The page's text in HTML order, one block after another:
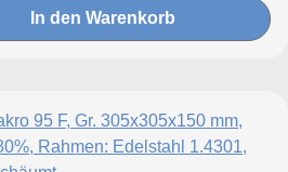
In den Warenkorb